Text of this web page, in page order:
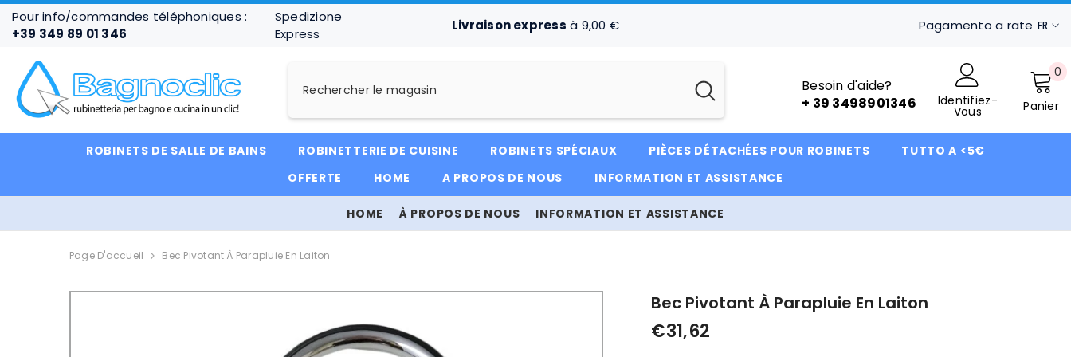
Pour info/commandes téléphoniques :
+39 349 89 01 346
Spedizione
Express
Livraison express à 9,00 € Pagamento a rate FR
DE
Besoin d'aide?
+ 39 3498901346
Identifiez-
Vous Panier
00
ROBINETS DE SALLE DE BAINS ROBINETTERIE DE CUISINE ROBINETS SPÉCIAUX PIÈCES DÉTACHÉES POUR ROBINETS
TUTTO A <5€
OFFERTE
HOME A PROPOS DE NOUS INFORMATION ET ASSISTANCE
HOME À PROPOS DE NOUS INFORMATION ET ASSISTANCE
Page D'accueil Bec Pivotant À Parapluie En Laiton
Bec Pivotant À Parapluie En Laiton
€31,62